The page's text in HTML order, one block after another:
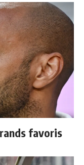
favoris